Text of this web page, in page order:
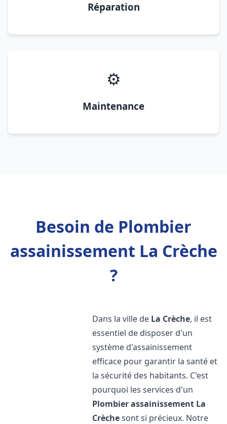
Réparation
⚙️
Maintenance
Besoin de Plombier
assainissement La Crèche
?
Dans la ville de La Crèche, il est
essentiel de disposer d'un
système d'assainissement
efficace pour garantir la santé et
la sécurité des habitants. C'est
pourquoi les services d'un
Plombier assainissement La
Crèchesont si précieux. Notre